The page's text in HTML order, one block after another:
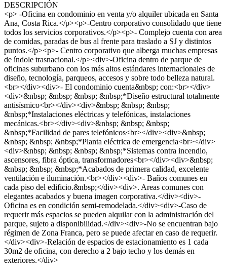
DESCRIPCIÓN
<p> -Oficina en condominio en venta y/o alquiler ubicada en Santa
Ana, Costa Rica.</p><p>-Centro corporativo consolidado que tiene
todos los servicios corporativos.</p><p>- Complejo cuenta con area
de comidas, paradas de bus al frente para traslado a SJ y distintos
puntos.</p><p>- Centro corporativo que alberga muchas empresas
de índole trasnacional.</p><div>-Oficina dentro de parque de
oficinas suburbano con los más altos estándares internacionales de
diseño, tecnología, parqueos, accesos y sobre todo belleza natural.
<br></div><div>- El condominio cuenta&nbsp; con:<br></div>
<div>&nbsp; &nbsp; &nbsp; &nbsp;*Diseño estructural totalmente
antisísmico<br></div><div>&nbsp; &nbsp; &nbsp;
&nbsp;*Instalaciones eléctricas y telefónicas, instalaciones
mecánicas.<br></div><div>&nbsp; &nbsp; &nbsp;
&nbsp;*Facilidad de pares telefónicos<br></div><div>&nbsp;
&nbsp; &nbsp; &nbsp;*Planta eléctrica de emergencia<br></div>
<div>&nbsp; &nbsp; &nbsp; &nbsp;*Sistemas contra incendio,
ascensores, fibra óptica, transformadores<br></div><div>&nbsp;
&nbsp; &nbsp; &nbsp;*Acabados de primera calidad, excelente
ventilación e iluminación.<br></div><div>- Baños comunes en
cada piso del edificio.&nbsp;</div><div>. Areas comunes con
elegantes acabados y buena imagen corporativa.</div><div>-
Oficina es en condición semi-remodelada.</div><div>-Caso de
requerir más espacios se pueden alquilar con la administración del
parque, sujeto a disponibilidad.</div><div>-No se encuentran bajo
régimen de Zona Franca, pero se puede afectar en caso de requerir.
</div><div>-Relación de espacios de estacionamiento es 1 cada
30m2 de oficina, con derecho a 2 bajo techo y los demás en
exteriores.</div>